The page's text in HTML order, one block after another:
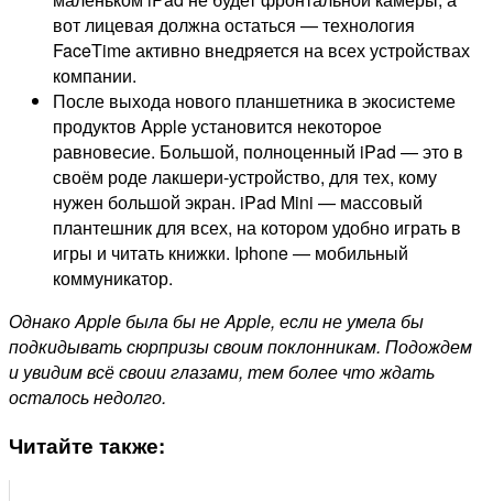
вот лицевая должна остаться — технология
FaceTime активно внедряется на всех устройствах
компании.
После выхода нового планшетника в экосистеме
продуктов Apple установится некоторое
равновесие. Большой, полноценный iPad — это в
своём роде лакшери-устройство, для тех, кому
нужен большой экран. iPad Mini — массовый
плантешник для всех, на котором удобно играть в
игры и читать книжки. Iphone — мобильный
коммуникатор.
Однако Apple была бы не Apple, если не умела бы
подкидывать сюрпризы своим поклонникам. Подождем
и увидим всё своии глазами, тем более что ждать
осталось недолго.
Читайте также: